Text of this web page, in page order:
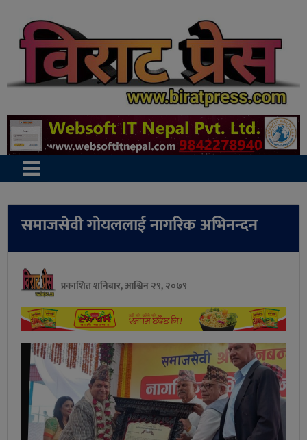
समाजसेवी गोयललाई नागरिक अभिनन्दन
प्रकाशित शनिबार, आश्विन २९, २०७९